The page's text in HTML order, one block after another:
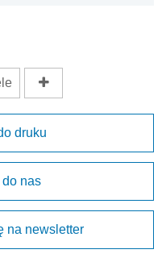
druku
do nas
na newsletter